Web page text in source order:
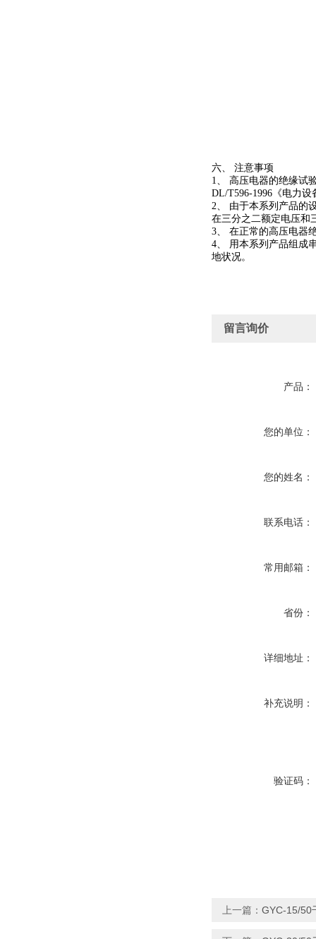
六、 注意事项
1、 高压电器的绝缘试
DL/T596-1996《电力
2、 由于本系列产品的
在三分之二额定电压和
3、 在正常的高压电器
4、 用本系列产品组成
地状况。
留言询价
产品：
您的单位：
您的姓名：
联系电话：
常用邮箱：
省份：
详细地址：
补充说明：
验证码：
上一篇： GYC-15/50